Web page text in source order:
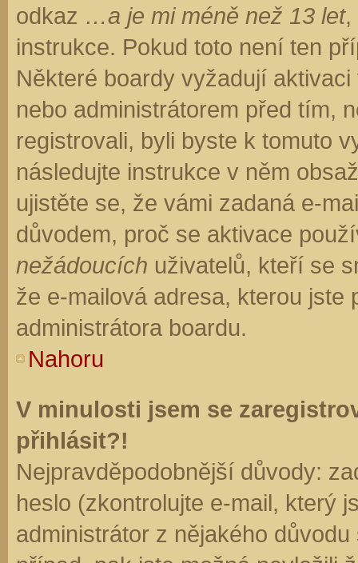
odkaz …a je mi méně než 13 let,
instrukce. Pokud toto není ten
Některé boardy vyžadují
nebo administrátorem před tím,
registrovali, byli byste k tomuto
následujte instrukce v něm
ujistěte se, že vámi zadaná e-
důvodem, proč se aktivace
nežádoucích uživatelů, kteří se
že e-mailová adresa, kterou jste
administrátora boardu.
Nahoru
V minulosti jsem se
přihlásit?!
Nejpravděpodobnější důvody:
heslo (zkontrolujte e-mail, který
administrátor z nějakého